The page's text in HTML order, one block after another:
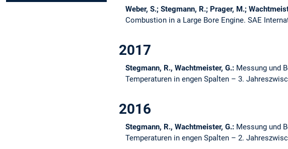
Weber, S.; Stegmann, R.; Prager, M.;
Combustion in a Large Bore Engine. SAE
2017
Stegmann, R., Wachtmeister, G.: Messung und
Temperaturen in engen Spalten – 3.
2016
Stegmann, R., Wachtmeister, G.: Messung und
Temperaturen in engen Spalten – 2.